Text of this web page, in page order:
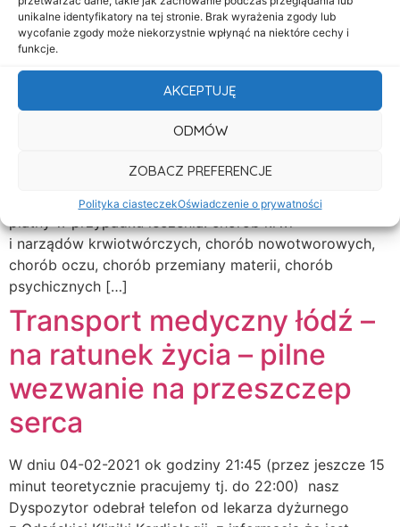
unikalne identyfikatory na tej stronie. Brak wyrażenia zgody lub
wycofanie zgody może niekorzystnie wpłynąć na niektóre cechy i
funkcje.
AKCEPTUJĘ
ODMÓW
ZOBACZ PREFERENCJE
Polityka ciasteczekOświadczenie o prywatności
Z bezpłatnego transportu sanitarnego możesz
skorzystać, jeśli stan zdrowia uniemożliwia
Ci samodzielne skorzystanie z transportu publicznego,
a wymagasz podjęcia natychmiastowego leczenia
w innej placówce leczniczej Jeżeli jesteś zdolny
do samodzielnego poruszania się bez stałej pomocy
innej osoby, ale wymagasz pomocy przy korzystaniu
dostosowanego do potrzeb osób niepełnosprawnych,
przysługuje Ci transport częściowo
płatny w przypadku leczenia: chorób krwi
i narządów krwiotwórczych, chorób nowotworowych,
chorób oczu, chorób przemiany materii, chorób
psychicznych […]
Transport medyczny łódź –
na ratunek życia – pilne
wezwanie na przeszczep
serca
W dniu 04-02-2021 ok godziny 21:45 (przez jeszcze 15
minut teoretycznie pracujemy tj. do 22:00) nasz
Dyspozytor odebrał telefon od lekarza dyżurnego